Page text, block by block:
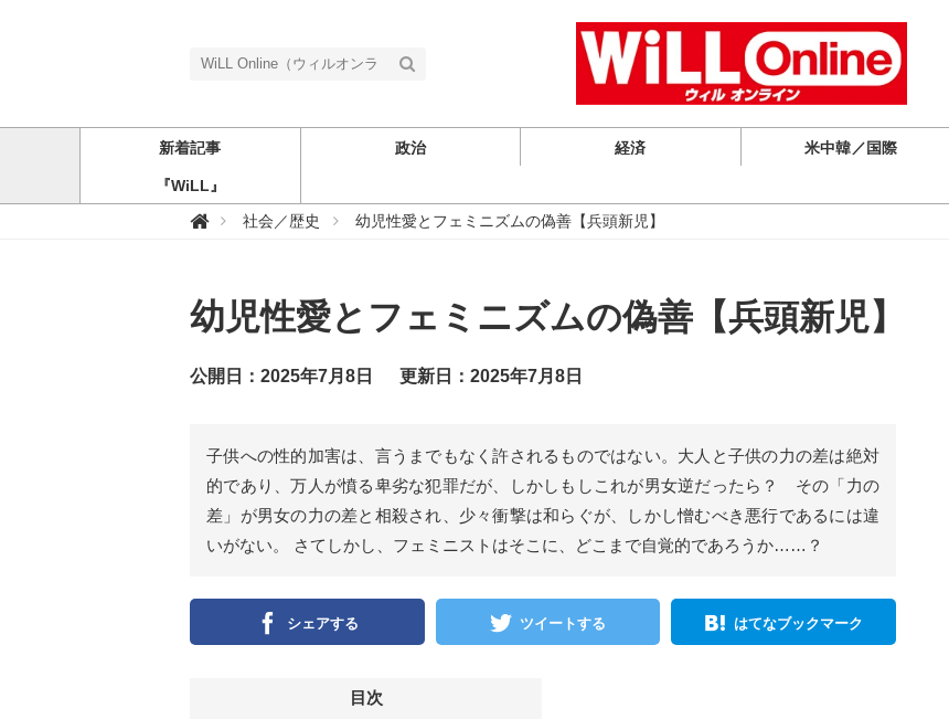
新着記事 政治 経済 米中韓／国際
『WiLL』
W
n
l
i
（
ウ
ン
ラ
イ
ン
）
社会／歴史 幼児性愛とフェミニズムの偽善【兵頭新児】
幼児性愛とフェミニズムの偽善【兵頭新児】
公開日：2025年7月8日 更新日：2025年7月8日
子供への性的加害は、言うまでもなく許されるものではない。大人と子供の力の差は絶対
的であり、万人が憤る卑劣な犯罪だが、しかしもしこれが男女逆だったら？ その「力の
差」が男女の力の差と相殺され、少々衝撃は和らぐが、しかし憎むべき悪行であるには違
いがない。 さてしかし、フェミニストはそこに、どこまで自覚的であろうか……？
シェアする ツイートする はてなブックマーク
目次